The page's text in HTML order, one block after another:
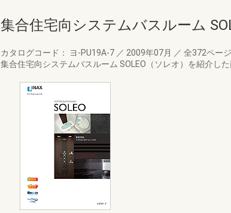
集合住宅向システムバスルーム
カタログコード： ヨ-PU19A-7 ／ 2009年07月 ／ 全372ページ
集合住宅向システムバスルーム SOLEO（ソレオ）を紹介した